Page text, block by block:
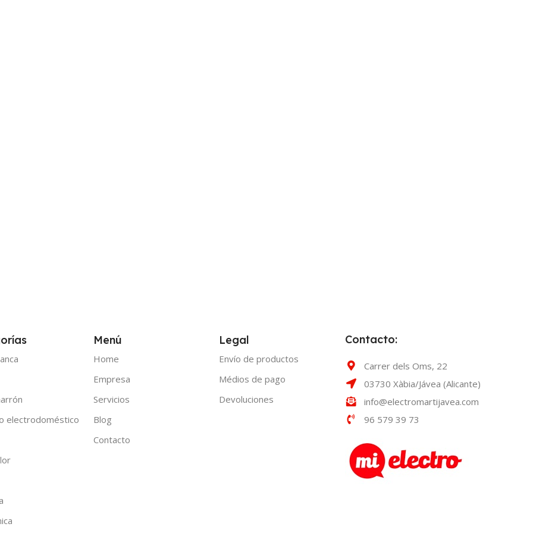
electrodoméstico
Menú
Home
Empresa
Servicios
Blog
Contacto
Legal
Envío de productos
Médios de pago
Devoluciones
Contacto:
Carrer dels Oms, 22
03730 Xàbia/Jávea (Alicante)
info@electromartijavea.com
96 579 39 73